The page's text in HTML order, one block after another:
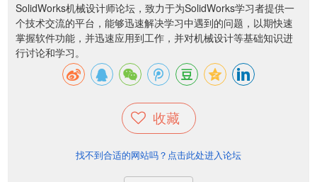
SolidWorks机械设计师论坛，致力于为SolidWorks学习者提供一
个技术交流的平台，能够迅速解决学习中遇到的问题，以期快速
掌握软件功能，并迅速应用到工作，并对机械设计等基础知识进
行讨论和学习。
收藏
找不到合适的网站吗？点击此处进入论坛